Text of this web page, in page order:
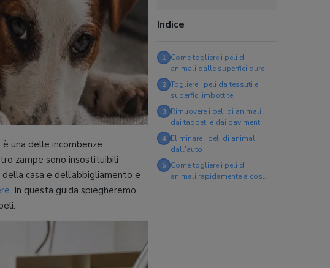
Indice
1 Come togliere i peli di
animali dalle superfici dure
2 Togliere i peli da tessuti e
superfici imbottite
3 Rimuovere i peli di animali
dai tappeti e dai pavimenti
4 Eliminare i peli di animali
dall'auto
5 Come togliere i peli di
animali rapidamente a costo
una delle incombenze
zampe sono insostituibili
casa e dell’abbigliamento e
. In questa guida spiegheremo